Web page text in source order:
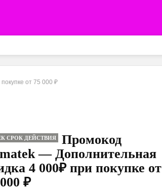
от 75 000 ₽
СРОК ДЕЙСТВИЯ
Промокод
— Дополнительная
4 000₽ при покупке от
₽